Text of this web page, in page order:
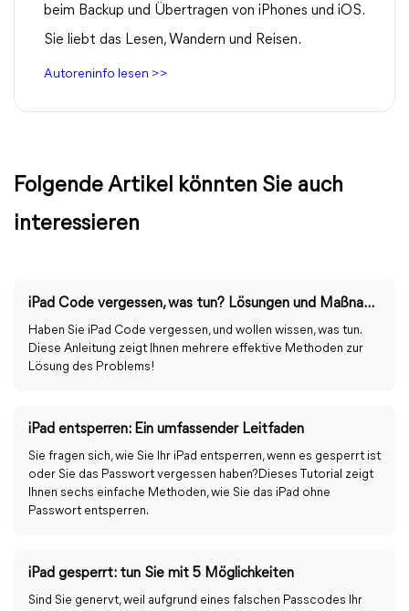
beim Backup und Übertragen von iPhones und iOS.
Sie liebt das Lesen, Wandern und Reisen.
Autoreninfo lesen >>
Folgende Artikel könnten Sie auch
interessieren
iPad Code vergessen, was tun? Lösungen und Maßnahmen
Haben Sie iPad Code vergessen, und wollen wissen, was tun.
Diese Anleitung zeigt Ihnen mehrere effektive Methoden zur
Lösung des Problems!
iPad entsperren: Ein umfassender Leitfaden
Sie fragen sich, wie Sie Ihr iPad entsperren, wenn es gesperrt ist
oder Sie das Passwort vergessen haben?Dieses Tutorial zeigt
Ihnen sechs einfache Methoden, wie Sie das iPad ohne
Passwort entsperren.
iPad gesperrt: tun Sie mit 5 Möglichkeiten
Sind Sie genervt, weil aufgrund eines falschen Passcodes Ihr